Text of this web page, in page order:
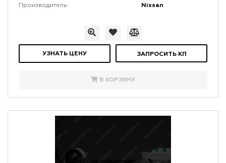
Производитель: Nissan
УЗНАТЬ ЦЕНУ ЗАПРОСИТЬ КП
В КОРЗИНУ